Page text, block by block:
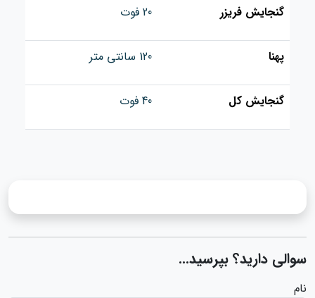
گنجایش فریزر 20 فوت
پهنا 120 سانتی‌ متر
گنجایش کل 40 فوت
سوالی دارید؟ بپرسید...
نام